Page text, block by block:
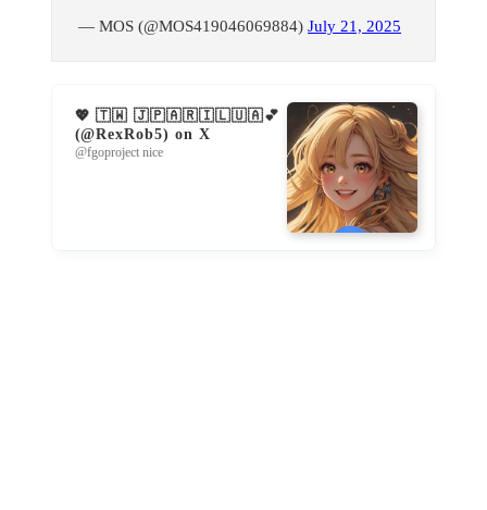
— MOS (@MOS419046069884) July 21, 2025
💖 🇹🇼 🇯🇵🇦🇷🇮🇱🇺🇦💕
(@RexRob5) on X
@fgoproject nice